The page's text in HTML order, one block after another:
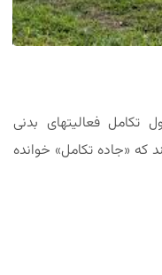
تکامل فعالیتهای بدنی
که «جاده تکامل» خوانده